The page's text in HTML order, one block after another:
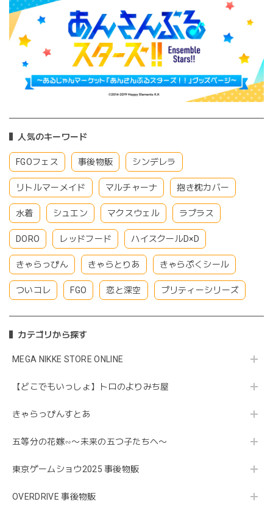
人気のキーワード
FGOフェス 事後物販 シンデレラ
リトルマーメイド マルチャーナ 抱き枕カバー
水着 シュエン マクスウェル ラプラス
DORO レッドフード ハイスクールD×D
きゃらっぴん きゃらとりあ きゃらぷくシール
ついコレ FGO 恋と深空 プリティーシリーズ
カテゴリから探す
MEGA NIKKE STORE ONLINE
【どこでもいっしょ】トロのよりみち屋
きゃらっぴんすとあ
五等分の花嫁∽〜未来の五つ子たちへ〜
東京ゲームショウ2025 事後物販
OVERDRIVE 事後物販